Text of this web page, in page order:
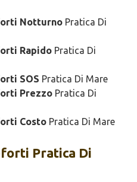
Notturno Pratica Di
Rapido Pratica Di
SOS Pratica Di Mare
Prezzo Pratica Di
Costo Pratica Di Mare
Pratica Di